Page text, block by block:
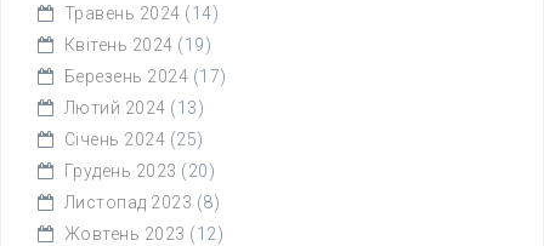
Травень 2024 (14)
Квітень 2024 (19)
Березень 2024 (17)
Лютий 2024 (13)
Січень 2024 (25)
Грудень 2023 (20)
Листопад 2023 (8)
Жовтень 2023 (12)